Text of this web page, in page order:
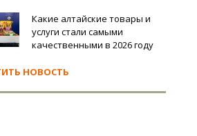
Какие алтайские товары и
услуги стали самыми
качественными в 2026 году
НОВОСТЬ